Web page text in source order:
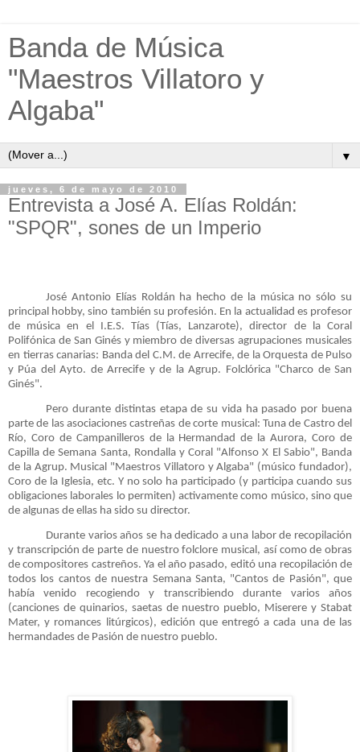
Banda de Música
"Maestros Villatoro y
Algaba"
▼
jueves, 6 de mayo de 2010
Entrevista a José A. Elías Roldán:
"SPQR", sones de un Imperio
José Antonio Elías Roldán ha hecho de la música no sólo su
principal hobby, sino también su profesión. En la actualidad es profesor
de música en el I.E.S. Tías (Tías, Lanzarote), director de la Coral
Polifónica de San Ginés y miembro de diversas agrupaciones musicales
en tierras canarias: Banda del C.M. de Arrecife, de la Orquesta de Pulso
y Púa del Ayto. de Arrecife y de la Agrup. Folclórica "Charco de San
Ginés".
Pero durante distintas etapa de su vida ha pasado por buena
parte de las asociaciones castreñas de corte musical: Tuna de Castro del
Río, Coro de Campanilleros de la Hermandad de la Aurora, Coro de
Capilla de Semana Santa, Rondalla y Coral "Alfonso X El Sabio", Banda
de la Agrup. Musical "Maestros Villatoro y Algaba" (músico fundador),
Coro de la Iglesia, etc. Y no solo ha participado (y participa cuando sus
obligaciones laborales lo permiten) activamente como músico, sino que
de algunas de ellas ha sido su director.
Durante varios años se ha dedicado a una labor de recopilación
y transcripción de parte de nuestro folclore musical, así como de obras
de compositores castreños. Ya el año pasado, editó una recopilación de
todos los cantos de nuestra Semana Santa, "Cantos de Pasión", que
había venido recogiendo y transcribiendo durante varios años
(canciones de quinarios, saetas de nuestro pueblo, Miserere y Stabat
Mater, y romances litúrgicos), edición que entregó a cada una de las
hermandades de Pasión de nuestro pueblo.